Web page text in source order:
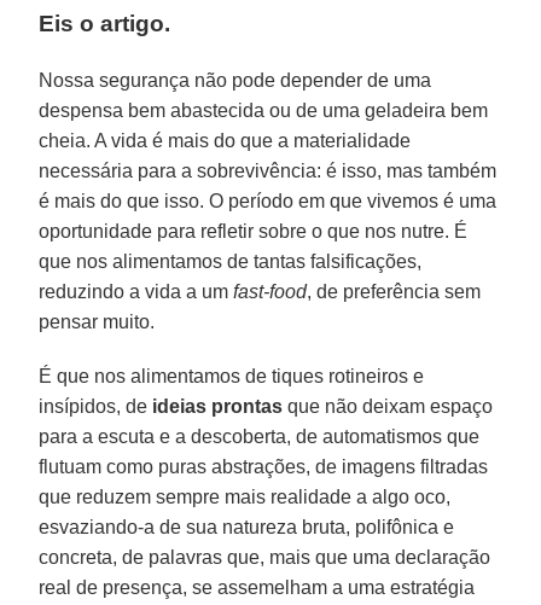
Eis o artigo.
Nossa segurança não pode depender de uma
despensa bem abastecida ou de uma geladeira bem
cheia. A vida é mais do que a materialidade
necessária para a sobrevivência: é isso, mas também
é mais do que isso. O período em que vivemos é uma
oportunidade para refletir sobre o que nos nutre. É
que nos alimentamos de tantas falsificações,
reduzindo a vida a umfast-food, de preferência sem
pensar muito.
É que nos alimentamos de tiques rotineiros e
insípidos, de ideias prontas que não deixam espaço
para a escuta e a descoberta, de automatismos que
flutuam como puras abstrações, de imagens filtradas
que reduzem sempre mais realidade a algo oco,
esvaziando-a de sua natureza bruta, polifônica e
concreta, de palavras que, mais que uma declaração
real de presença, se assemelham a uma estratégia